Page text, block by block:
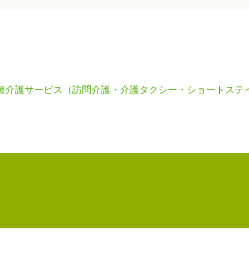
護サービス（訪問介護・介護タクシー・ショートステ